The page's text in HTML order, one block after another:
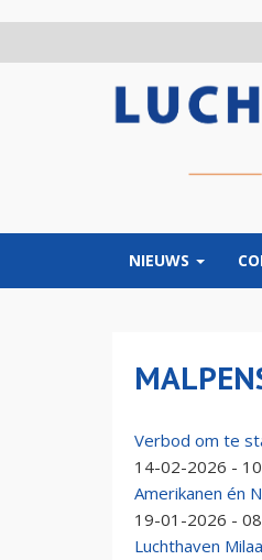
NIEUWS
Verbod om te
14-02-2026 -
Amerikanen én
19-01-2026 -
Luchthaven